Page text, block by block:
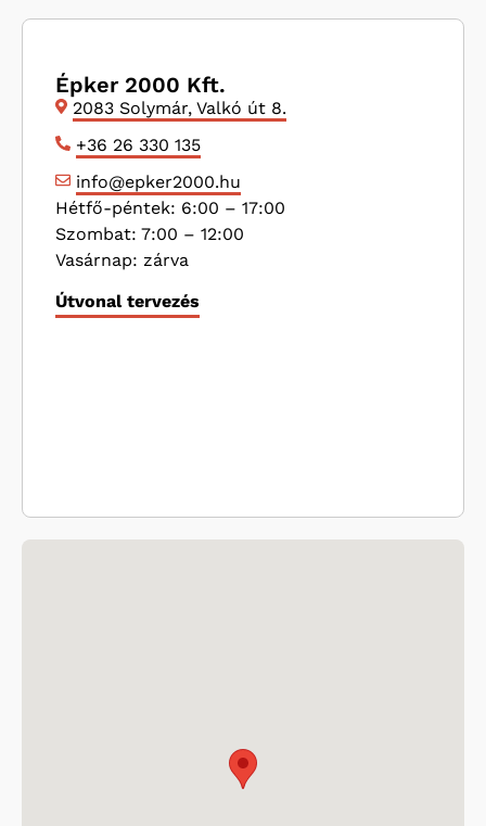
Épker 2000 Kft.
2083 Solymár, Valkó út 8.
+36 26 330 135
info@epker2000.hu
Hétfő-péntek: 6:00 – 17:00
Szombat: 7:00 – 12:00
Vasárnap: zárva
Útvonal tervezés